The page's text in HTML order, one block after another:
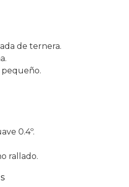
de ternera.
pequeño.
0.4º.
rallado.